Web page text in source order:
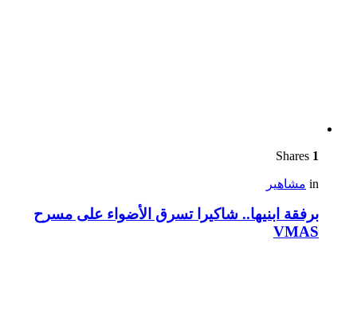
1
in مشاهير
برفقة ابنيها.. شاكيرا تسرق الأضواء على مسرح
VMAS